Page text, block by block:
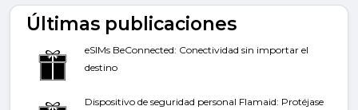
Últimas publicaciones
eSIMs BeConnected: Conectividad sin importar el
destino
Dispositivo de seguridad personal Flamaid: Protéjase